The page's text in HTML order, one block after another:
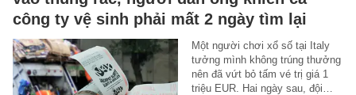
công ty vệ sinh phải mất 2 ngày tìm lại
Một người chơi xổ số tại Italy
tưởng mình không trúng thưởng
nên đã vứt bỏ tấm vé trị giá 1
triệu EUR. Hai ngày sau, đội…